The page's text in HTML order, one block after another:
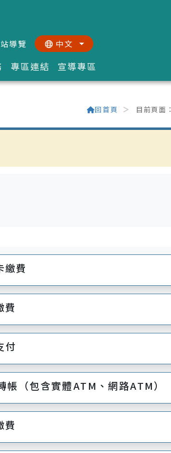
導覽 中文
專區連結 宣導專區
回首頁 目前頁面：
繳費
費
付
（包含實體ATM、網路ATM）
費